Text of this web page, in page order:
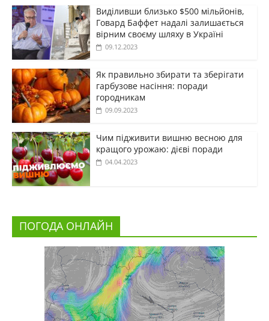
Виділивши близько $500 мільйонів,
Говард Баффет надалі залишається
вірним своєму шляху в Україні
09.12.2023
Як правильно збирати та зберігати
гарбузове насіння: поради
городникам
09.09.2023
Чим підживити вишню весною для
кращого урожаю: дієві поради
04.04.2023
ПОГОДА ОНЛАЙН